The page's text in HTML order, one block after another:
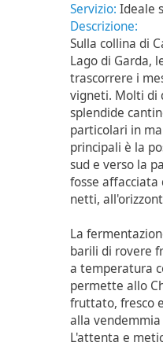
Servizio: Ideale
Descrizione:
Sulla collina di
Lago di Garda,
trascorrere i
vigneti. Molti di
splendide
particolari in
principali è la
sud e verso la
fosse
netti,
La
barili di rovere
a temperatura
permette allo
fruttato, fresco
alla
L'attenta e